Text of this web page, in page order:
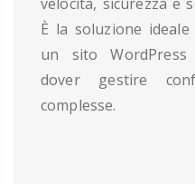
È la soluzione
un sito WordPress
dover gestire
complesse.